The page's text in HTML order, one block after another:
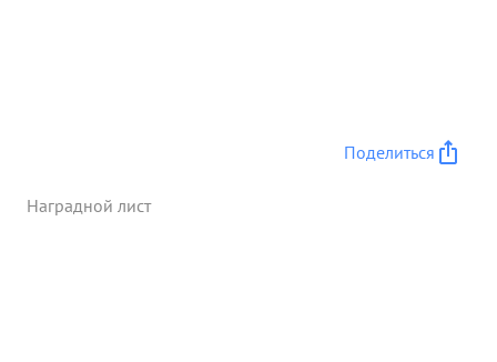
Поделиться
Наградной лист